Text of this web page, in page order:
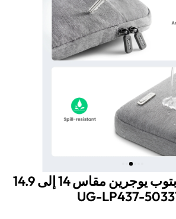
حقيبة حافظة لابتوب يوجرين مقاس 14 إلى 14.9